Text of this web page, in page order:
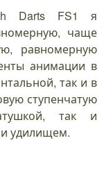
Darts FS1 я
чаще
равномерную
анимации в
так и в
ступенчатую
так и
удилищем.